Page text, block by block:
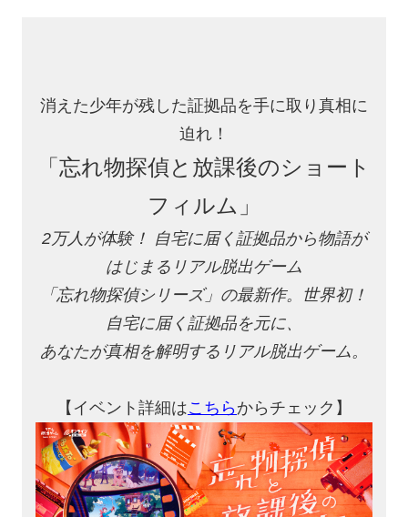
消えた少年が残した証拠品を手に取り真相に
迫れ！
「忘れ物探偵と放課後のショート
フィルム」
2万人が体験！ 自宅に届く証拠品から物語が
はじまるリアル脱出ゲーム
「忘れ物探偵シリーズ」の最新作。世界初！
自宅に届く証拠品を元に、
あなたが真相を解明するリアル脱出ゲーム。
【イベント詳細はこちら からチェック】